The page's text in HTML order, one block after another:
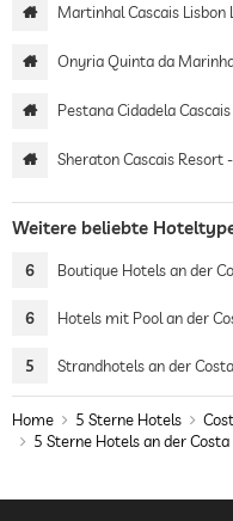
Martinhal Cascais Lisbon
Onyria Quinta da
Pestana Cidadela
Sheraton Cascais Resort
Weitere beliebte
6 Boutique Hotels an der
6 Hotels mit Pool an der
5 Strandhotels an der
Home 5 Sterne Hotels
5 Sterne Hotels an der